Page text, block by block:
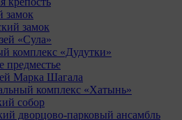
замок
замок
«Сула»
комплекс «Дудутки»
предместье
Марка Шагала
комплекс «Хатынь»
собор
дворцово-парковый ансамбль